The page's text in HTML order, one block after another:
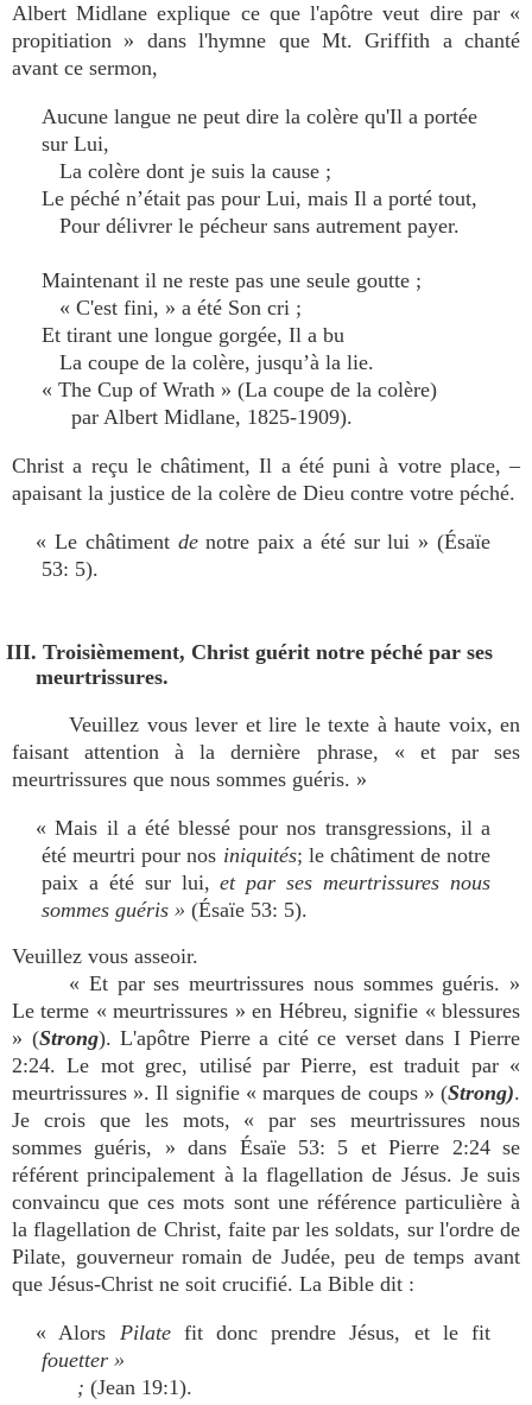
Albert Midlane explique ce que l'apôtre veut dire par «
propitiation » dans l'hymne que Mt. Griffith a chanté
avant ce sermon,
Aucune langue ne peut dire la colère qu'Il a portée
sur Lui,
La colère dont je suis la cause ;
Le péché n’était pas pour Lui, mais Il a porté tout,
Pour délivrer le pécheur sans autrement payer.
Maintenant il ne reste pas une seule goutte ;
« C'est fini, » a été Son cri ;
Et tirant une longue gorgée, Il a bu
La coupe de la colère, jusqu’à la lie.
« The Cup of Wrath » (La coupe de la colère)
par Albert Midlane, 1825-1909).
Christ a reçu le châtiment, Il a été puni à votre place, –
apaisant la justice de la colère de Dieu contre votre péché.
« Le châtiment denotre paix a été sur lui » (Ésaïe
53: 5).
III. Troisièmement, Christ guérit notre péché par ses
meurtrissures.
Veuillez vous lever et lire le texte à haute voix, en
faisant attention à la dernière phrase, « et par ses
meurtrissures que nous sommes guéris. »
« Mais il a été blessé pour nos transgressions, il a
été meurtri pour nos iniquités; le châtiment de notre
paix a été sur lui,et par ses meurtrissures nous
sommes guéris » (Ésaïe 53: 5).
Veuillez vous asseoir.
« Et par ses meurtrissures nous sommes guéris. »
Le terme « meurtrissures » en Hébreu, signifie « blessures
» (Strong). L'apôtre Pierre a cité ce verset dans I Pierre
2:24. Le mot grec, utilisé par Pierre, est traduit par «
meurtrissures ». Il signifie « marques de coups » (Strong).
Je crois que les mots, « par ses meurtrissures nous
sommes guéris, » dans Ésaïe 53: 5 et Pierre 2:24 se
référent principalement à la flagellation de Jésus. Je suis
convaincu que ces mots sont une référence particulière à
la flagellation de Christ, faite par les soldats, sur l'ordre de
Pilate, gouverneur romain de Judée, peu de temps avant
que Jésus-Christ ne soit crucifié. La Bible dit :
« Alors Pilatefit donc prendre Jésus, et le fit
fouetter »
; (Jean 19:1).